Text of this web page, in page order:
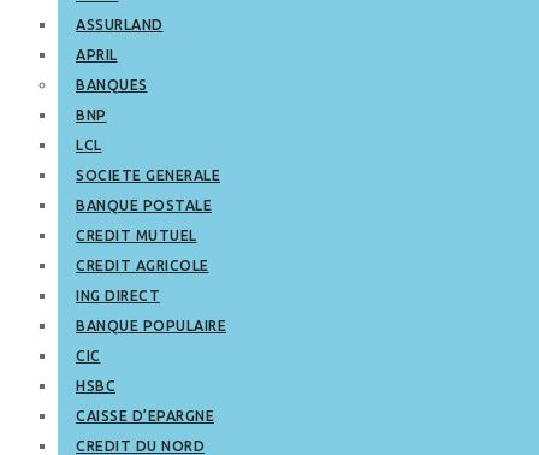
ASSURLAND
APRIL
BANQUES
BNP
LCL
SOCIETE GENERALE
BANQUE POSTALE
CREDIT MUTUEL
CREDIT AGRICOLE
ING DIRECT
BANQUE POPULAIRE
CIC
HSBC
CAISSE D’EPARGNE
CREDIT DU NORD